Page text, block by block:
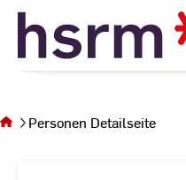
Skip
Content
sich auf
der SeitePersonen Detailseite